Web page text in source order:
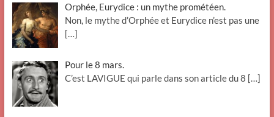
Orphée, Eurydice : un mythe prométéen.
Non, le mythe d’Orphée et Eurydice n’est pas une
[…]
Pour le 8 mars.
C’est LAVIGUE qui parle dans son article du 8 […]